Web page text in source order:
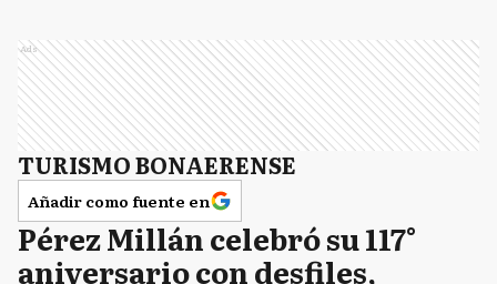
Ads
TURISMO BONAERENSE
Añadir como fuente en
Pérez Millán celebró su 117°
aniversario con desfiles,